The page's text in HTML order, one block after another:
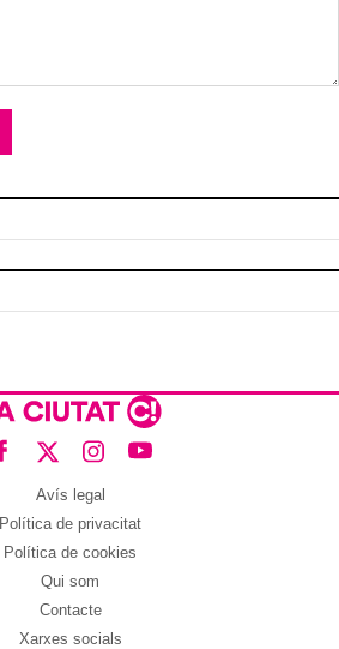
Avís legal
Política de privacitat
Política de cookies
Qui som
Contacte
Xarxes socials